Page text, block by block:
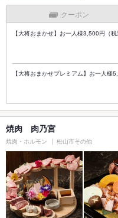
クーポン
【大将おまかせ】お一人様3,500円（
【大将おまかせプレミアム】お一人様
焼肉 肉乃宮
焼肉・ホルモン 松山市その他